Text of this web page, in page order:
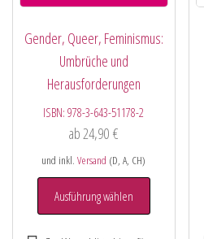
Gender, Queer, Feminismus:
Umbrüche und
Herausforderungen
ISBN:978-3-643-51178-2
ab 24,90€
und inkl.Versand (D, A, CH)
Ausführung wählen